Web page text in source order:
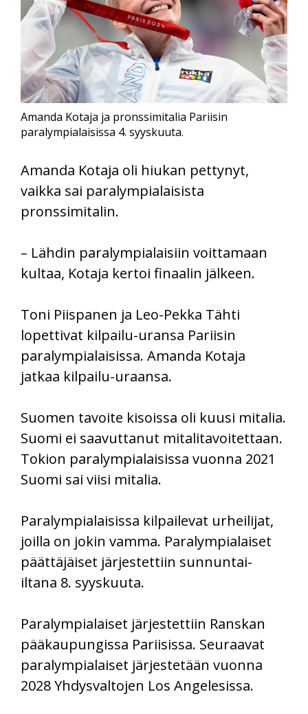
Amanda Kotaja ja pronssimitalia Pariisin
paralympialaisissa 4. syyskuuta.
Amanda Kotaja oli hiukan pettynyt,
vaikka sai paralympialaisista
pronssimitalin.
– Lähdin paralympialaisiin voittamaan
kultaa, Kotaja kertoi finaalin jälkeen.
Toni Piispanen ja Leo-Pekka Tähti
lopettivat kilpailu-uransa Pariisin
paralympialaisissa. Amanda Kotaja
jatkaa kilpailu-uraansa.
Suomen tavoite kisoissa oli kuusi mitalia.
Suomi ei saavuttanut mitalitavoitettaan.
Tokion paralympialaisissa vuonna 2021
Suomi sai viisi mitalia.
Paralympialaisissa kilpailevat urheilijat,
joilla on jokin vamma. Paralympialaiset
päättäjäiset järjestettiin sunnuntai-
iltana 8. syyskuuta.
Paralympialaiset järjestettiin Ranskan
pääkaupungissa Pariisissa. Seuraavat
paralympialaiset järjestetään vuonna
2028 Yhdysvaltojen Los Angelesissa.